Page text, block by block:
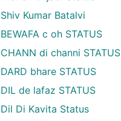
Shiv Kumar Batalvi
BEWAFA c oh STATUS
CHANN di channi STATUS
DARD bhare STATUS
DIL de lafaz STATUS
Dil Di Kavita Status